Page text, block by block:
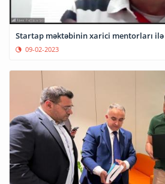
Startap məktəbinin xarici mentorları
09-02-2023